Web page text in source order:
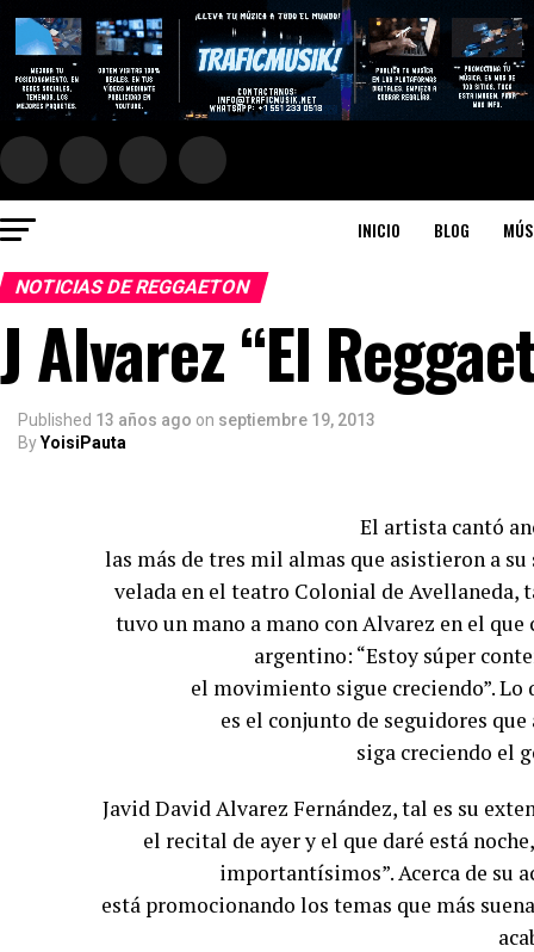
INICIO BLOG
NOTICIAS DE REGGAETON
J Alvarez “El
Published 13 años ago on septiembre 19, 2013
ByYoisiPauta
El artista cantó
las más de tres mil almas que asistieron a
velada en el teatro Colonial de Avellaneda,
tuvo un mano a mano con Alvarez en el
argentino: “Estoy súper
el movimiento sigue creciendo”.
es el conjunto de seguidores
siga creciendo el
Javid David Alvarez Fernández, tal es su
el recital de ayer y el que daré está
importantísimos”. Acerca de su
está promocionando los temas que más